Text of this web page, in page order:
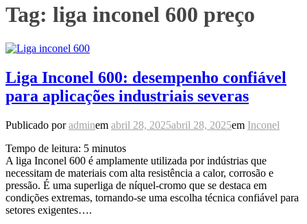
Tag: liga inconel 600 preço
Liga Inconel 600: desempenho confiável
para aplicações industriais severas
Publicado poradminem abril 28, 2025abril 28, 2025em Inconel
Tempo de leitura: 5 minutos
A liga Inconel 600 é amplamente utilizada por indústrias que
necessitam de materiais com alta resistência a calor, corrosão e
pressão. É uma superliga de níquel-cromo que se destaca em
condições extremas, tornando-se uma escolha técnica confiável para
setores exigentes….